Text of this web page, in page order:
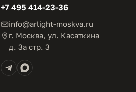
+7 495 414-23-36
info@arlight-moskva.ru
г. Москва, ул. Касаткина
д. 3а стр. 3